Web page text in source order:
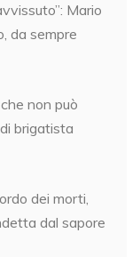
Mario
da sempre
non può
brigatista
dei morti,
dal sapore